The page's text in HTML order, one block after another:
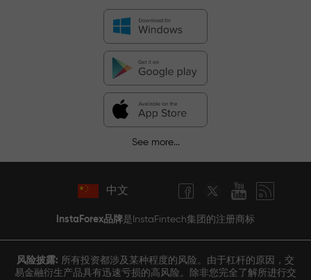
See more...
中文
InstaForex品牌是InstaFintech集团的注册商标
风险披露: 所有投资都涉及某种程度的风险。由于杠杆的原因，交
易金融衍生产品具有迅速亏损的高风险。除非您完全了解所进行交